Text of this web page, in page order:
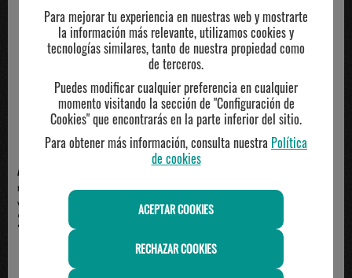
ADIDAS
rodillera adidas ELITE KP EU,
volley, blanco
29.95€
MCDAVID
RODILLERA DE BALONCESTO
Mcdavid Roja
39.95€
Para mejorar tu experiencia en nuestras web y mostrarte
la información más relevante, utilizamos cookies y
tecnologías similares, tanto de nuestra propiedad como
de terceros.
Puedes modificar cualquier preferencia en cualquier
momento visitando la sección de "Configuración de
Cookies" que encontrarás en la parte inferior del sitio.
Para obtener más información, consulta nuestra Política
de cookies
ACEPTAR COOKIES
RECHAZAR COOKIES